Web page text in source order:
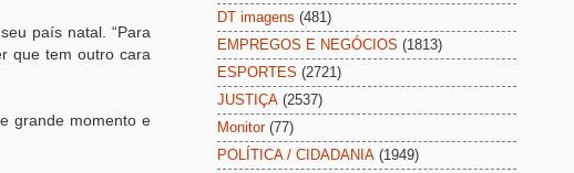
país natal. “Para
que tem outro cara
grande momento e
DT imagens (481)
EMPREGOS E NEGÓCIOS (1813)
ESPORTES (2721)
JUSTIÇA (2537)
Monitor (77)
POLÍTICA / CIDADANIA (1949)